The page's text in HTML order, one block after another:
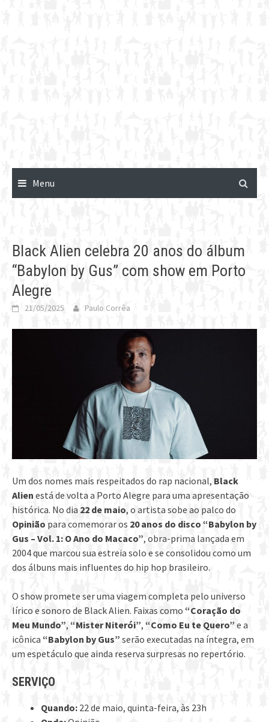
Menu
Black Alien celebra 20 anos do álbum
“Babylon by Gus” com show em Porto
Alegre
21/05/2025 Paulo Corrêa
Um dos nomes mais respeitados do rap nacional, Black
Alien está de volta a Porto Alegre para uma apresentação
histórica. No dia 22 de maio, o artista sobe ao palco do
Opinião para comemorar os 20 anos do disco “Babylon by
Gus – Vol. 1: O Ano do Macaco”, obra-prima lançada em
2004 que marcou sua estreia solo e se consolidou como um
dos álbuns mais influentes do hip hop brasileiro.
O show promete ser uma viagem completa pelo universo
lírico e sonoro de Black Alien. Faixas como “Coração do
Meu Mundo”, “Mister Niterói”, “Como Eu te Quero” e a
icônica “Babylon by Gus” serão executadas na íntegra, em
um espetáculo que ainda reserva surpresas no repertório.
SERVIÇO
Quando: 22 de maio, quinta-feira, às 23h